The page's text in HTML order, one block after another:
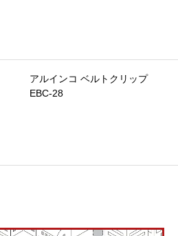
アルインコ ベルトクリップ
EBC-28